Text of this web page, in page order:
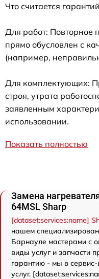
Что считается
Для работ: Повторное
прямо обусловлен с
(например,
Для комплектующих:
строя, утрата
заявленным
использовании.
Показать полностью
Замена
64MSL Sharp
[dataset:services:name]
нашем
Барнауле мастерами с
виды услуг и запчасти
гарантию - мы в
услуг.